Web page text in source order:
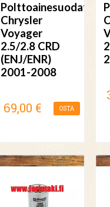
Polttoainesuodatin
Chrysler
Voyager
2.5/2.8 CRD
(ENJ/ENR)
2001-2008
69,00 € OSTA